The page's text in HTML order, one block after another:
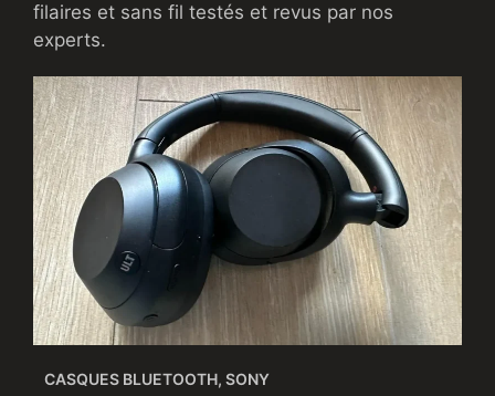
filaires et sans fil testés et revus par nos
experts.
CASQUES BLUETOOTH, SONY